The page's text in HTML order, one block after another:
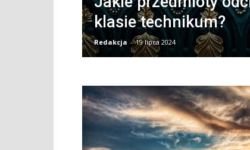
klasie technikum?
Redakcja - 19 lipca 2024